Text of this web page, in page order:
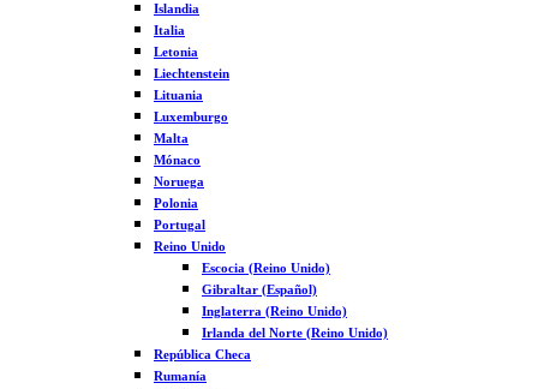
Islandia
Italia
Letonia
Liechtenstein
Lituania
Luxemburgo
Malta
Mónaco
Noruega
Polonia
Portugal
Reino Unido
Escocia (Reino Unido)
Gibraltar (Español)
Inglaterra (Reino Unido)
Irlanda del Norte (Reino Unido)
República Checa
Rumanía